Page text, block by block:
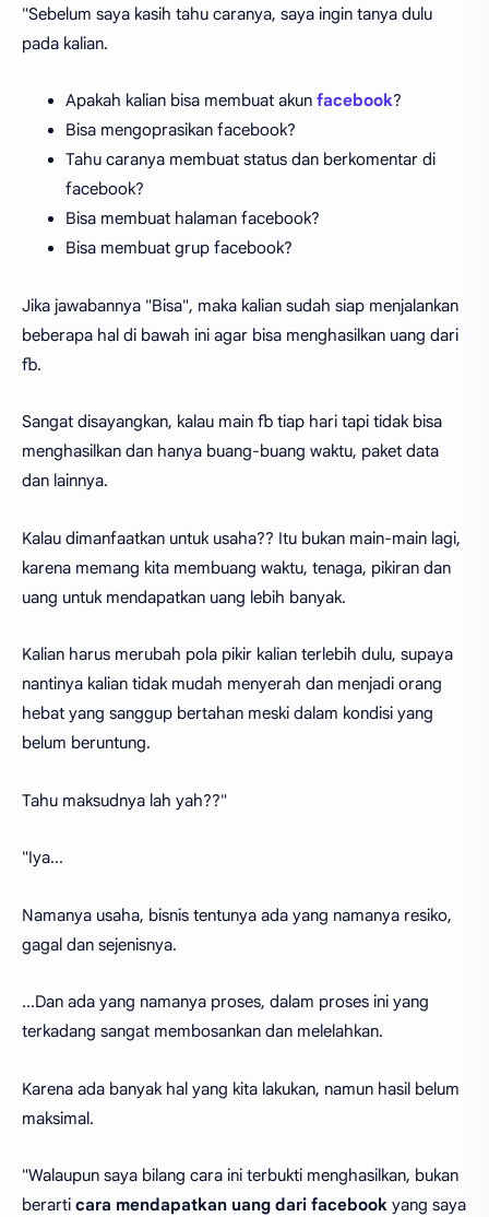
"Sebelum saya kasih tahu caranya, saya ingin tanya dulu
pada kalian.
Apakah kalian bisa membuat akun facebook?
Bisa mengoprasikan facebook?
Tahu caranya membuat status dan berkomentar di
facebook?
Bisa membuat halaman facebook?
Bisa membuat grup facebook?
Jika jawabannya "Bisa", maka kalian sudah siap menjalankan
beberapa hal di bawah ini agar bisa menghasilkan uang dari
fb.
Sangat disayangkan, kalau main fb tiap hari tapi tidak bisa
menghasilkan dan hanya buang-buang waktu, paket data
dan lainnya.
Kalau dimanfaatkan untuk usaha?? Itu bukan main-main lagi,
karena memang kita membuang waktu, tenaga, pikiran dan
uang untuk mendapatkan uang lebih banyak.
Kalian harus merubah pola pikir kalian terlebih dulu, supaya
nantinya kalian tidak mudah menyerah dan menjadi orang
hebat yang sanggup bertahan meski dalam kondisi yang
belum beruntung.
Tahu maksudnya lah yah??"
"Iya...
Namanya usaha, bisnis tentunya ada yang namanya resiko,
gagal dan sejenisnya.
...Dan ada yang namanya proses, dalam proses ini yang
terkadang sangat membosankan dan melelahkan.
Karena ada banyak hal yang kita lakukan, namun hasil belum
maksimal.
"Walaupun saya bilang cara ini terbukti menghasilkan, bukan
berarti cara mendapatkan uang dari facebook yang saya